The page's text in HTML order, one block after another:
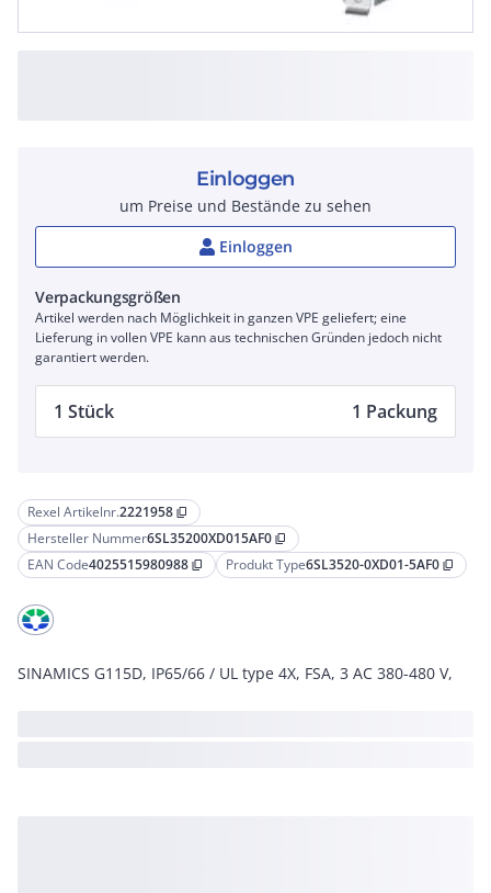
Rexel Artikelnr.2221958 content_copy
Hersteller Nummer6SL35200XD015AF0 content_copy
EAN Code4025515980988 content_copy Produkt Type6SL3520-0XD01-5AF0 content_copy
SINAMICS G115D, IP65/66 / UL type 4X, FSA, 3 AC 380-480 V,
Einloggen
um Preise und Bestände zu sehen
Einloggen
Verpackungsgrößen
Artikel werden nach Möglichkeit in ganzen VPE geliefert; eine
Lieferung in vollen VPE kann aus technischen Gründen jedoch nicht
garantiert werden.
1 Stück 1 Packung